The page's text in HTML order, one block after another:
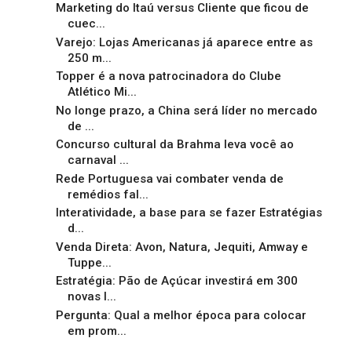
Marketing do Itaú versus Cliente que ficou de
cuec...
Varejo: Lojas Americanas já aparece entre as
250 m...
Topper é a nova patrocinadora do Clube
Atlético Mi...
No longe prazo, a China será líder no mercado
de ...
Concurso cultural da Brahma leva você ao
carnaval ...
Rede Portuguesa vai combater venda de
remédios fal...
Interatividade, a base para se fazer Estratégias
d...
Venda Direta: Avon, Natura, Jequiti, Amway e
Tuppe...
Estratégia: Pão de Açúcar investirá em 300
novas l...
Pergunta: Qual a melhor época para colocar
em prom...